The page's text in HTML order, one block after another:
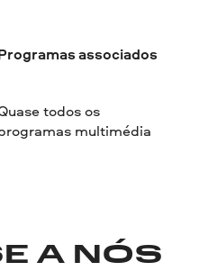
associados
todos os
multimédia
A NÓS